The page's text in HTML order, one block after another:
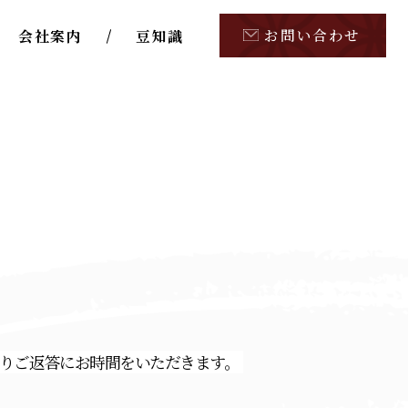
会社案内 豆知識 お問い合わせ
返答にお時間をいただきます。